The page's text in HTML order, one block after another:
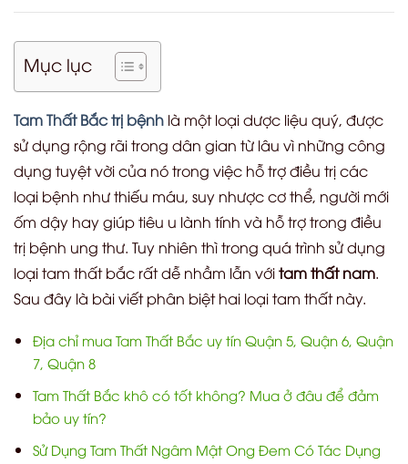
Mục lục
Tam Thất Bắc trị bệnh là một loại dược liệu quý, được
sử dụng rộng rãi trong dân gian từ lâu vì những công
dụng tuyệt vời của nó trong việc hỗ trợ điều trị các
loại bệnh như thiếu máu, suy nhược cơ thể, người mới
ốm dậy hay giúp tiêu u lành tính và hỗ trợ trong điều
trị bệnh ung thư. Tuy nhiên thì trong quá trình sử dụng
loại tam thất bắc rất dễ nhầm lẫn vớitam thất nam.
Sau đây là bài viết phân biệt hai loại tam thất này.
Địa chỉ mua Tam Thất Bắc uy tín Quận 5, Quận 6, Quận
7, Quận 8
Tam Thất Bắc khô có tốt không? Mua ở đâu để đảm
bảo uy tín?
Sử Dụng Tam Thất Ngâm Mật Ong Đem Có Tác Dụng